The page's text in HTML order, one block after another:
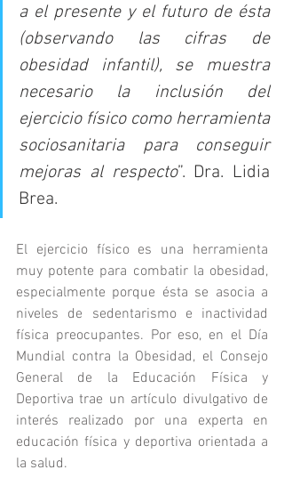
a el presente y el futuro de ésta
(observando las cifras de
obesidad infantil), se muestra
necesario la inclusión del
ejercicio físico como herramienta
sociosanitaria para conseguir
mejoras al respecto”. Dra. Lidia
Brea.
El ejercicio físico es una herramienta
muy potente para combatir la obesidad,
especialmente porque ésta se asocia a
niveles de sedentarismo e inactividad
física preocupantes. Por eso, en el Día
Mundial contra la Obesidad, el Consejo
General de la Educación Física y
Deportiva trae un artículo divulgativo de
interés realizado por una experta en
educación física y deportiva orientada a
la salud.